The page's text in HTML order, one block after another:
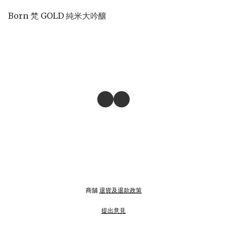
Born 梵 GOLD 純米大吟釀
商舖 退貨及退款政策
提出意見